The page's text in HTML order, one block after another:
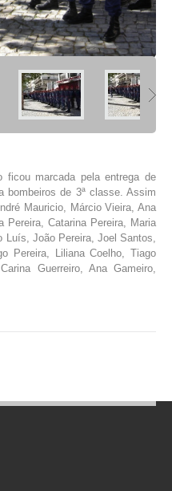
ficou marcada pela entrega de
bombeiros de 3ª classe. Assim
Mauricio, Márcio Vieira, Ana
Catarina Pereira, Maria
Luís, João Pereira, Joel Santos,
Pereira, Liliana Coelho, Tiago
Guerreiro, Ana Gameiro,